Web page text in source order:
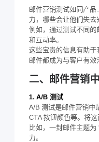
邮件营销测试如同产
力，哪些会让他们失去
例如，通过测试不同
和互动率。
这些宝贵的信息有助
邮件都成为与客户有效
二、邮件营销
1. A/B 测试
A/B 测试是邮件营销中
CTA 按钮颜色等。将
比如，一封邮件主题
力。